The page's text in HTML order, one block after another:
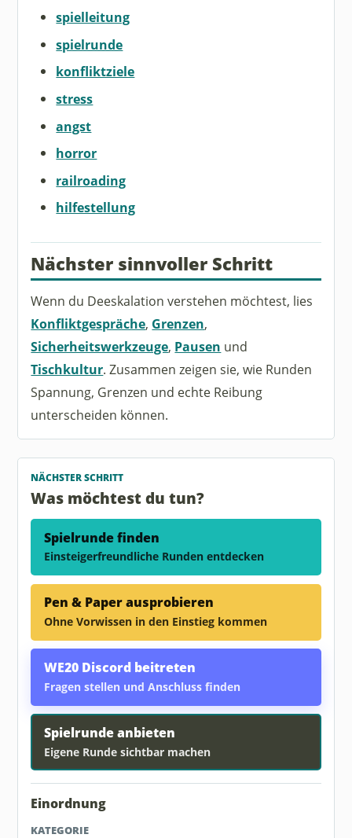
spielleitung
spielrunde
konfliktziele
stress
angst
horror
railroading
hilfestellung
Nächster sinnvoller Schritt
Wenn du Deeskalation verstehen möchtest, lies
Konfliktgespräche, Grenzen,
Sicherheitswerkzeuge, Pausen und
Tischkultur. Zusammen zeigen sie, wie Runden
Spannung, Grenzen und echte Reibung
unterscheiden können.
NÄCHSTER SCHRITT
Was möchtest du tun?
Spielrunde finden
Einsteigerfreundliche Runden entdecken
Pen & Paper ausprobieren
Ohne Vorwissen in den Einstieg kommen
WE20 Discord beitreten
Fragen stellen und Anschluss finden
Spielrunde anbieten
Eigene Runde sichtbar machen
Einordnung
KATEGORIE